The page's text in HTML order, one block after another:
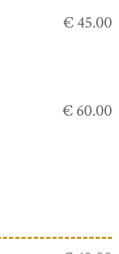
€ 45.00
€ 60.00